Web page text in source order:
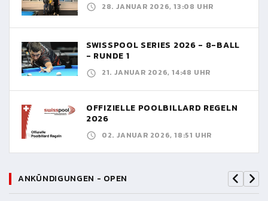
28. JANUAR 2026, 13:08 UHR
SWISSPOOL SERIES 2026 - 8-BALL
- RUNDE 1
21. JANUAR 2026, 14:48 UHR
OFFIZIELLE POOLBILLARD REGELN
2026
02. JANUAR 2026, 18:51 UHR
ANKÜNDIGUNGEN - OPEN